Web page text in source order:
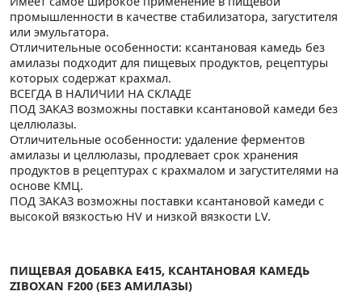
промышленности в качестве стабилизатора, загустителя
или эмульгатора.
Отличительные особенности: ксантановая камедь без
амилазы подходит для пищевых продуктов, рецептуры
которых содержат крахмал.
ВСЕГДА В НАЛИЧИИ НА СКЛАДЕ
ПОД ЗАКАЗ возможны поставки ксантановой камеди без
целлюлазы.
Отличительные особенности: удаление ферментов
амилазы и целлюлазы, продлевает срок хранения
продуктов в рецептурах с крахмалом и загустителями на
основе КМЦ.
ПОД ЗАКАЗ возможны поставки ксантановой камеди с
высокой вязкостью HV и низкой вязкости LV.
ПИЩЕВАЯ ДОБАВКА E415, КСАНТАНОВАЯ КАМЕДЬ
ZIBOXAN F200 (БЕЗ АМИЛАЗЫ)